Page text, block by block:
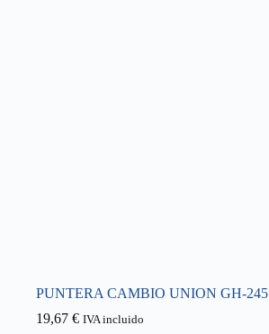
PUNTERA CAMBIO UNION GH-245
19,67 € IVA incluido